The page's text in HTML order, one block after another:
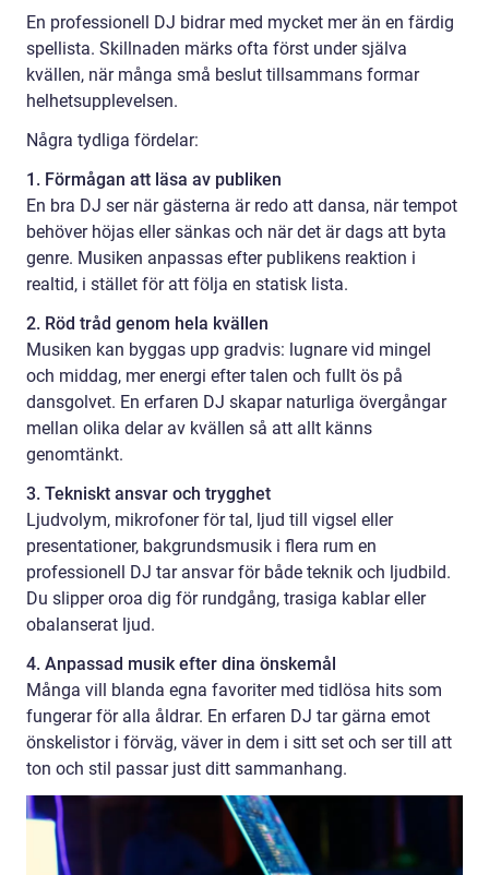
En professionell DJ bidrar med mycket mer än en färdig
spellista. Skillnaden märks ofta först under själva
kvällen, när många små beslut tillsammans formar
helhetsupplevelsen.
Några tydliga fördelar:
1. Förmågan att läsa av publiken
En bra DJ ser när gästerna är redo att dansa, när tempot
behöver höjas eller sänkas och när det är dags att byta
genre. Musiken anpassas efter publikens reaktion i
realtid, i stället för att följa en statisk lista.
2. Röd tråd genom hela kvällen
Musiken kan byggas upp gradvis: lugnare vid mingel
och middag, mer energi efter talen och fullt ös på
dansgolvet. En erfaren DJ skapar naturliga övergångar
mellan olika delar av kvällen så att allt känns
genomtänkt.
3. Tekniskt ansvar och trygghet
Ljudvolym, mikrofoner för tal, ljud till vigsel eller
presentationer, bakgrundsmusik i flera rum en
professionell DJ tar ansvar för både teknik och ljudbild.
Du slipper oroa dig för rundgång, trasiga kablar eller
obalanserat ljud.
4. Anpassad musik efter dina önskemål
Många vill blanda egna favoriter med tidlösa hits som
fungerar för alla åldrar. En erfaren DJ tar gärna emot
önskelistor i förväg, väver in dem i sitt set och ser till att
ton och stil passar just ditt sammanhang.